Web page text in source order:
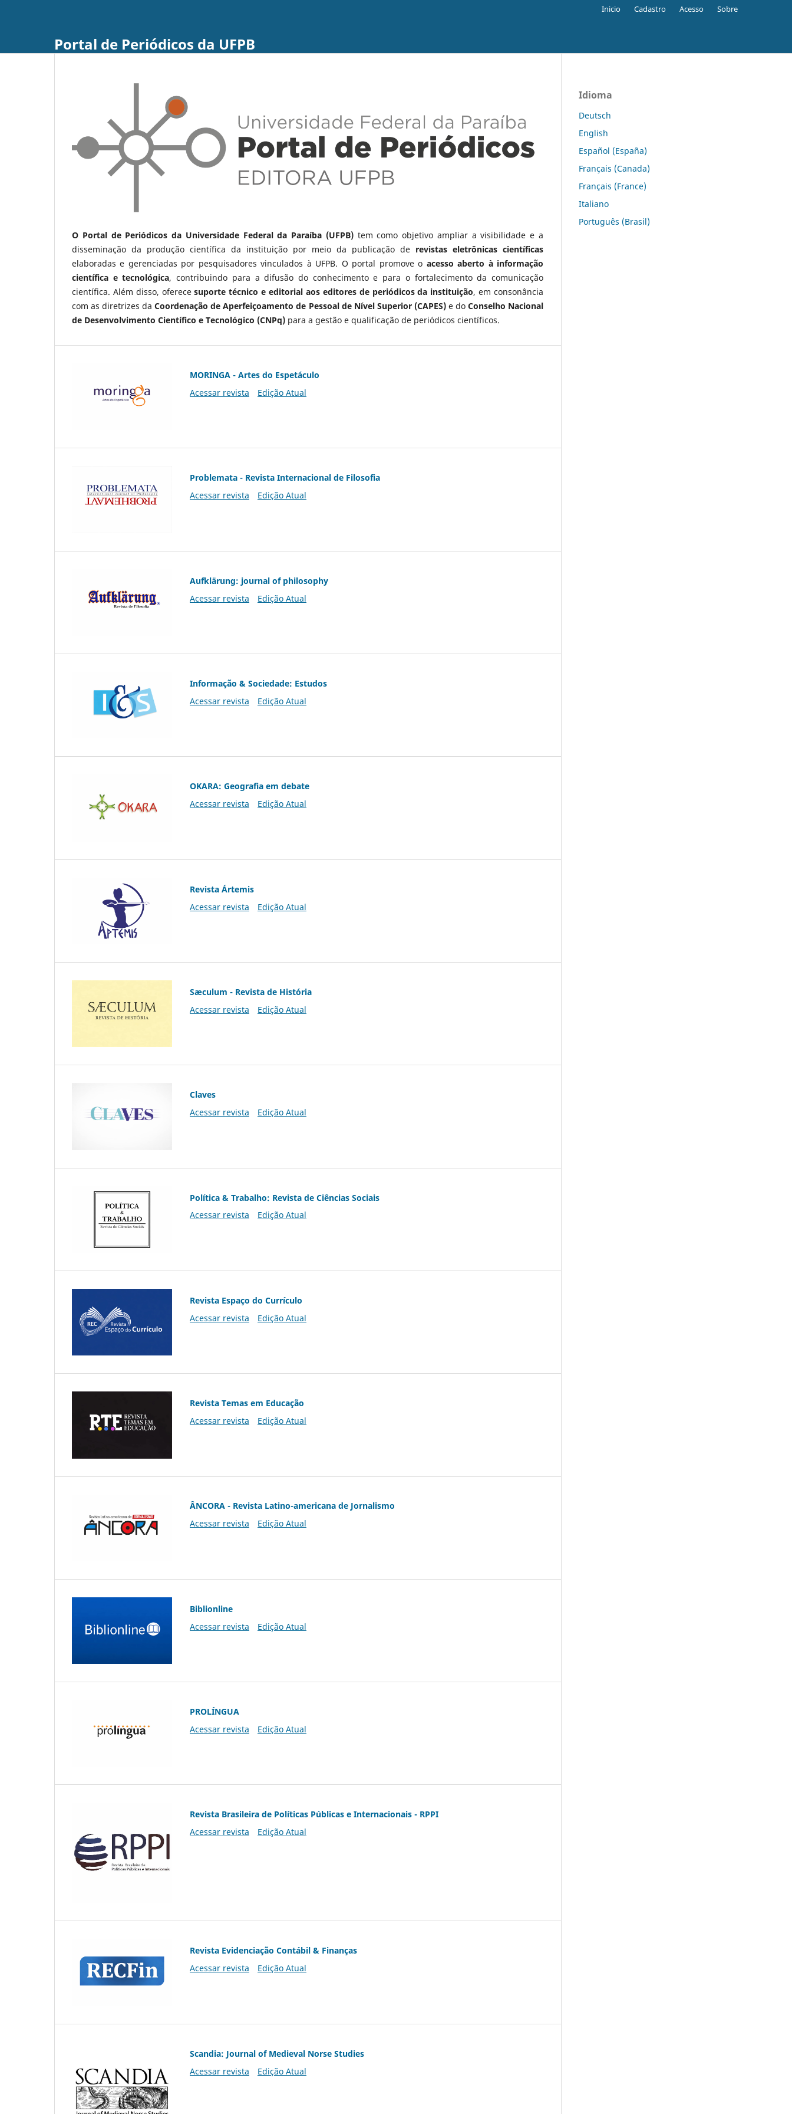
Portal de Periódicos da UFPB
Inicio Cadastro Acesso Sobre
O Portal de Periódicos da Universidade Federal da Paraíba (UFPB)tem como objetivo ampliar a visibilidade e a
disseminação da produção científica da instituição por meio da publicação de revistas eletrônicas científicas
elaboradas e gerenciadas por pesquisadores vinculados à UFPB. O portal promove o acesso aberto à informação
científica e tecnológica, contribuindo para a difusão do conhecimento e para o fortalecimento da comunicação
científica. Além disso, oferecesuporte técnico e editorial aos editores de periódicos da instituição, em consonância
com as diretrizes daCoordenação de Aperfeiçoamento de Pessoal de Nível Superior (CAPES)e do Conselho Nacional
de Desenvolvimento Científico e Tecnológico (CNPq) para a gestão e qualificação de periódicos científicos.
MORINGA - Artes do Espetáculo
Acessar revista
Edição Atual
Problemata - Revista Internacional de Filosofia
Acessar revista
Edição Atual
Aufklärung: journal of philosophy
Acessar revista
Edição Atual
Informação & Sociedade: Estudos
Acessar revista
Edição Atual
OKARA: Geografia em debate
Acessar revista
Edição Atual
Revista Ártemis
Acessar revista
Edição Atual
Sæculum - Revista de História
Acessar revista
Edição Atual
Claves
Acessar revista
Edição Atual
Política & Trabalho: Revista de Ciências Sociais
Acessar revista
Edição Atual
Revista Espaço do Currículo
Acessar revista
Edição Atual
Revista Temas em Educação
Acessar revista
Edição Atual
ÂNCORA - Revista Latino-americana de Jornalismo
Acessar revista
Edição Atual
Biblionline
Acessar revista
Edição Atual
PROLÍNGUA
Acessar revista
Edição Atual
Revista Brasileira de Políticas Públicas e Internacionais - RPPI
Acessar revista
Edição Atual
Revista Evidenciação Contábil & Finanças
Acessar revista
Edição Atual
Scandia: Journal of Medieval Norse Studies
Acessar revista
Edição Atual
Idioma
Deutsch
English
Español (España)
Français (Canada)
Français (France)
Italiano
Português (Brasil)